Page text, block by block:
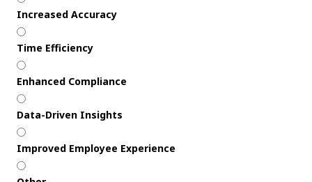
Increased Accuracy
Time Efficiency
Enhanced Compliance
Data-Driven Insights
Improved Employee Experience